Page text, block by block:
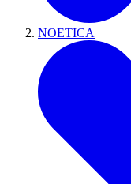
NOETICA